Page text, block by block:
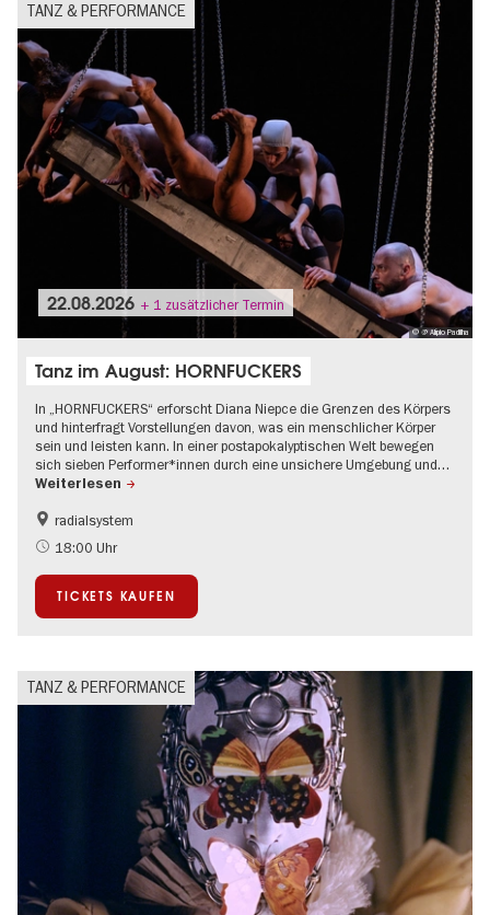
TANZ & PERFORMANCE
© @ Alípio Padilha
22.08.2026 + 1 zusätzlicher Termin
Tanz im August: HORNFUCKERS
In „HORNFUCKERS“ erforscht Diana Niepce die Grenzen des Körpers
und hinterfragt Vorstellungen davon, was ein menschlicher Körper
sein und leisten kann. In einer postapokalyptischen Welt bewegen
sich sieben Performer*innen durch eine unsichere Umgebung und…
Weiterlesen
Kultursommer
radialsystem
18:00 Uhr
TICKETS KAUFEN
TANZ & PERFORMANCE